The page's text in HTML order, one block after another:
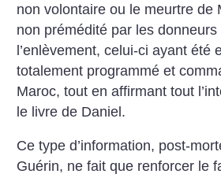
non volontaire ou le meurtre de
non prémédité par les donneurs
l’enlèvement, celui-ci ayant été
totalement programmé et
Maroc, tout en affirmant tout
le livre de Daniel.
Ce type d’information, post-
Guérin, ne fait que renforcer le